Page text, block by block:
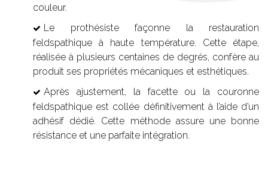
couleur.
Le prothésiste façonne la restauration
feldspathique à haute température. Cette étape,
réalisée à plusieurs centaines de degrés, confère au
produit ses propriétés mécaniques et esthétiques.
Après ajustement, la facette ou la couronne
feldspathique est collée définitivement à l’aide d’un
adhésif dédié. Cette méthode assure une bonne
résistance et une parfaite intégration.